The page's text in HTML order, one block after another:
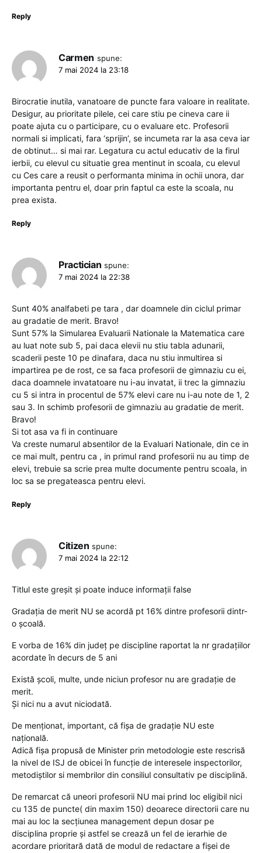
Reply
Carmen spune:
7 mai 2024 la 23:18
Birocratie inutila, vanatoare de puncte fara valoare in realitate.
Desigur, au prioritate pilele, cei care stiu pe cineva care ii
poate ajuta cu o participare, cu o evaluare etc. Profesorii
normali si implicati, fara ‘sprijin’, se incumeta rar la asa ceva iar
de obtinut… si mai rar. Legatura cu actul educativ de la firul
ierbii, cu elevul cu situatie grea mentinut in scoala, cu elevul
cu Ces care a reusit o performanta minima in ochii unora, dar
importanta pentru el, doar prin faptul ca este la scoala, nu
prea exista.
Reply
Practician spune:
7 mai 2024 la 22:38
Sunt 40% analfabeti pe tara , dar doamnele din ciclul primar
au gradatie de merit. Bravo!
Sunt 57% la Simularea Evaluarii Nationale la Matematica care
au luat note sub 5, pai daca elevii nu stiu tabla adunarii,
scaderii peste 10 pe dinafara, daca nu stiu inmultirea si
impartirea pe de rost, ce sa faca profesorii de gimnaziu cu ei,
daca doamnele invatatoare nu i-au invatat, ii trec la gimnaziu
cu 5 si intra in procentul de 57% elevi care nu i-au note de 1, 2
sau 3. In schimb profesorii de gimnaziu au gradatie de merit.
Bravo!
Si tot asa va fi in continuare
Va creste numarul absentilor de la Evaluari Nationale, din ce in
ce mai mult, pentru ca , in primul rand profesorii nu au timp de
elevi, trebuie sa scrie prea multe documente pentru scoala, in
loc sa se pregateasca pentru elevi.
Reply
Citizen spune:
7 mai 2024 la 22:12
Titlul este greșit și poate induce informații false
Gradația de merit NU se acordă pt 16% dintre profesorii dintr-
o școală.
E vorba de 16% din județ pe discipline raportat la nr gradațiilor
acordate în decurs de 5 ani
Există școli, multe, unde niciun profesor nu are gradație de
merit.
Și nici nu a avut niciodată.
De menționat, important, că fișa de gradație NU este
națională.
Adică fișa propusă de Minister prin metodologie este rescrisă
la nivel de ISJ de obicei în funcție de interesele inspectorilor,
metodiștilor si membrilor din consiliul consultativ pe disciplină.
De remarcat că uneori profesorii NU mai prind loc eligibil nici
cu 135 de puncte( din maxim 150) deoarece directorii care nu
mai au loc la secțiunea management depun dosar pe
disciplina proprie și astfel se crează un fel de ierarhie de
acordare prioritară dată de modul de redactare a fișei de